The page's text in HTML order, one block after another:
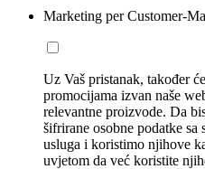
Marketing per Customer-
Uz Vaš pristanak, također
promocijama izvan naše
relevantne proizvode. Da
šifrirane osobne podatke
usluga i koristimo njihove
uvjetom da već koristite